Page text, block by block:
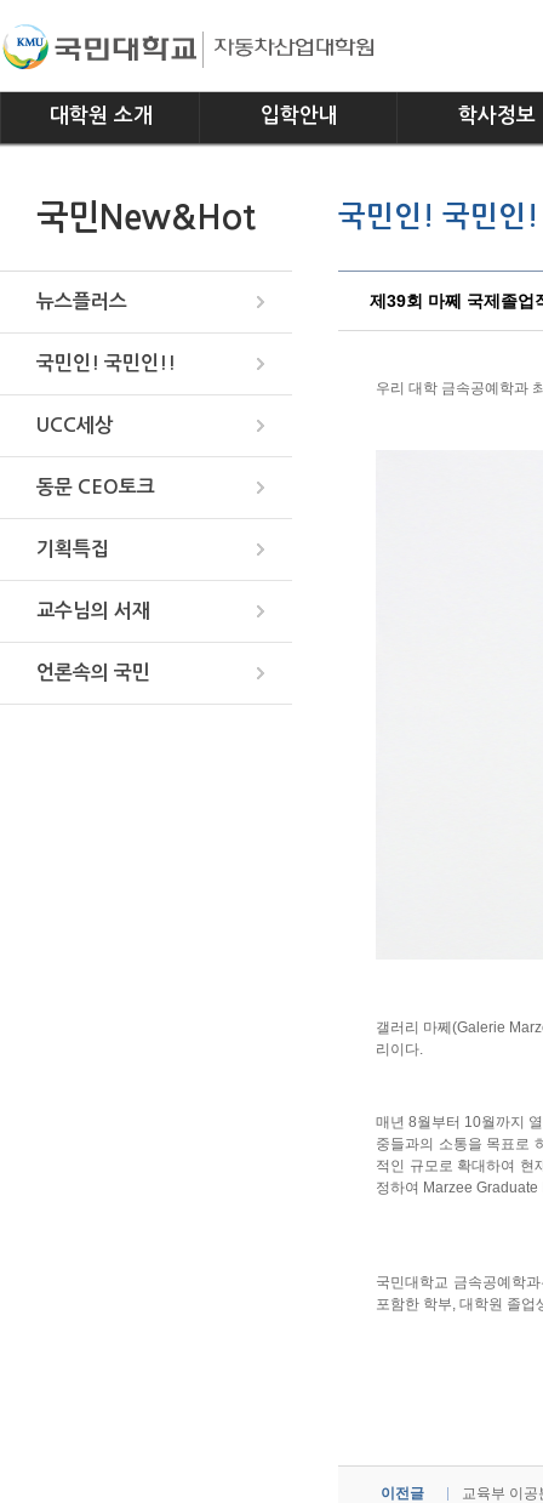
대학원 소개
연혁
입학안내 학사정보
교과과정
국민New&Hot
뉴스플러스
국민인! 국민인!!
UCC세상
동문 CEO토크
기획특집
교수님의 서재
언론속의 국민
국민인! 국민인
제39회 마쩨 국제졸
우리 대학 금속공예학과
갤러리 마쩨(Galerie
리이다.
매년 8월부터 10월까지
중들과의 소통을 목표로
적인 규모로 확대하여 현
정하여 Marzee
국민대학교 금속공예학
포함한 학부, 대학원 졸
이전글 교육부 이